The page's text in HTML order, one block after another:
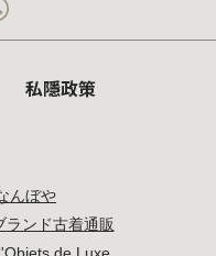
私隱政策
んぼや
ランド古着通販
de Luxe